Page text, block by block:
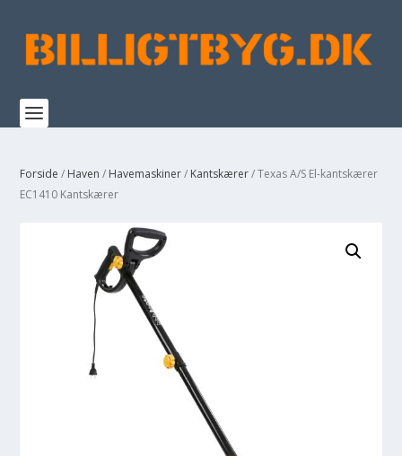
Forside / Haven / Havemaskiner/ Kantskærer/ Texas A/S El-kantskærer
EC1410 Kantskærer